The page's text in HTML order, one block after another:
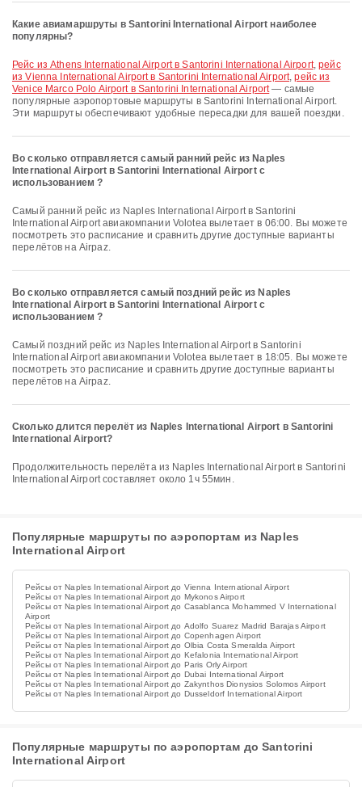
Какие авиамаршруты в Santorini International Airport наиболее
популярны?
рейс из Athens International Airport в Santorini International Airport,рейс
из Vienna International Airport в Santorini International Airport,рейс из
Venice Marco Polo Airport в Santorini International Airport— самые
популярные аэропортовые маршруты в Santorini International Airport.
Эти маршруты обеспечивают удобные пересадки для вашей поездки.
Во сколько отправляется самый ранний рейс из Naples
International Airport в Santorini International Airport с
использованием ?
Самый ранний рейс из Naples International Airport в Santorini
International Airport авиакомпании Volotea вылетает в 06:00. Вы можете
посмотреть это расписание и сравнить другие доступные варианты
перелётов на Airpaz.
Во сколько отправляется самый поздний рейс из Naples
International Airport в Santorini International Airport с
использованием ?
Самый поздний рейс из Naples International Airport в Santorini
International Airport авиакомпании Volotea вылетает в 18:05. Вы можете
посмотреть это расписание и сравнить другие доступные варианты
перелётов на Airpaz.
Сколько длится перелёт из Naples International Airport в Santorini
International Airport?
Продолжительность перелёта из Naples International Airport в Santorini
International Airport составляет около 1ч 55мин.
Популярные маршруты по аэропортам из Naples
International Airport
Рейсы от Naples International Airport до Vienna International Airport
Рейсы от Naples International Airport до Mykonos Airport
Рейсы от Naples International Airport до Casablanca Mohammed V International
Airport
Рейсы от Naples International Airport до Adolfo Suarez Madrid Barajas Airport
Рейсы от Naples International Airport до Copenhagen Airport
Рейсы от Naples International Airport до Olbia Costa Smeralda Airport
Рейсы от Naples International Airport до Kefalonia International Airport
Рейсы от Naples International Airport до Paris Orly Airport
Рейсы от Naples International Airport до Dubai International Airport
Рейсы от Naples International Airport до Zakynthos Dionysios Solomos Airport
Рейсы от Naples International Airport до Dusseldorf International Airport
Популярные маршруты по аэропортам до Santorini
International Airport